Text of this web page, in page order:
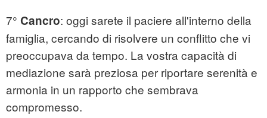
7° Cancro: oggi sarete il paciere all'interno della
famiglia, cercando di risolvere un conflitto che vi
preoccupava da tempo. La vostra capacità di
mediazione sarà preziosa per riportare serenità e
armonia in un rapporto che sembrava
compromesso.